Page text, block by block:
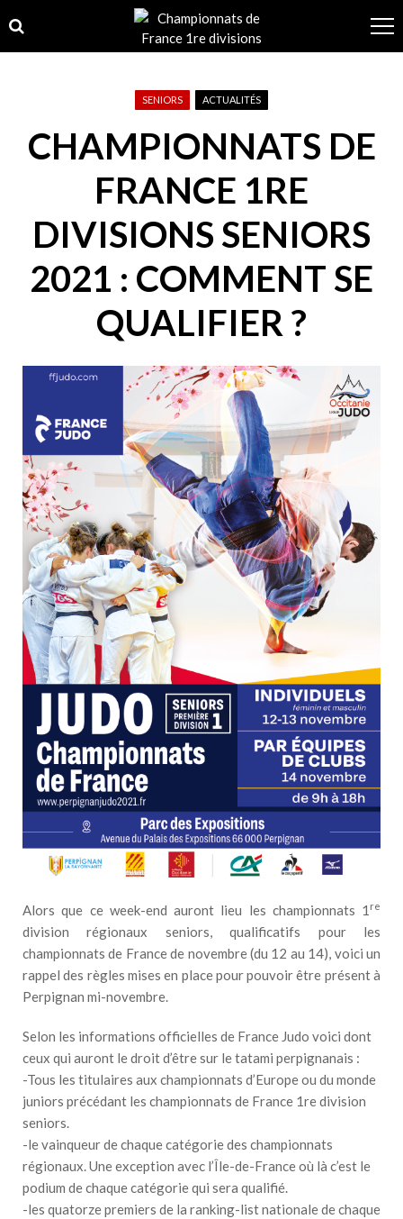
to
navigation
to
content
SENIORS ACTUALITÉS
CHAMPIONNATS DE
FRANCE 1RE
DIVISIONS SENIORS
2021 : COMMENT SE
QUALIFIER ?
Alors que ce week-end auront lieu les championnats 1 re
division régionaux seniors, qualificatifs pour les
championnats de France de novembre (du 12 au 14), voici un
rappel des règles mises en place pour pouvoir être présent à
Perpignan mi-novembre.
Selon les informations officielles de France Judo voici dont
ceux qui auront le droit d’être sur le tatami perpignanais :
-Tous les titulaires aux championnats d’Europe ou du monde
juniors précédant les championnats de France 1re division
seniors.
-le vainqueur de chaque catégorie des championnats
régionaux. Une exception avec l’Île-de-France où là c’est le
podium de chaque catégorie qui sera qualifié.
-les quatorze premiers de la ranking-list nationale de chaque